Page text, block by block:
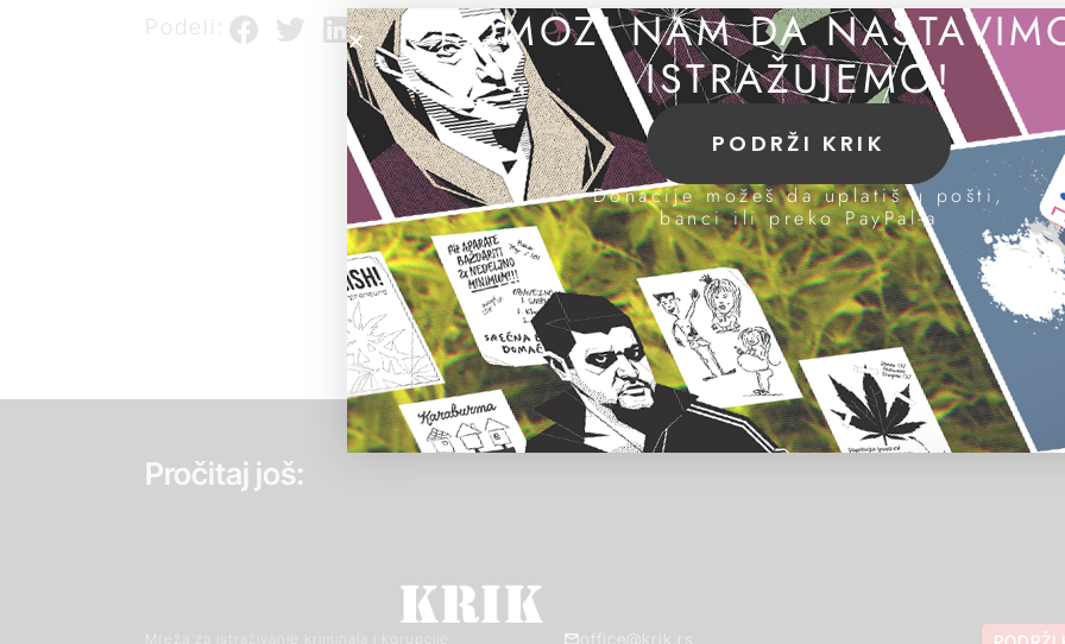
Podeli:
Pročitaj još:
Mreža za istraživanje kriminala i korupcije office@krik.rs
POMOZI NAM DA
ISTRAŽUJEMO!
PODRŽI KRIK
Donacije možeš da uplatiš u pošti,
banci ili preko PayPal-a